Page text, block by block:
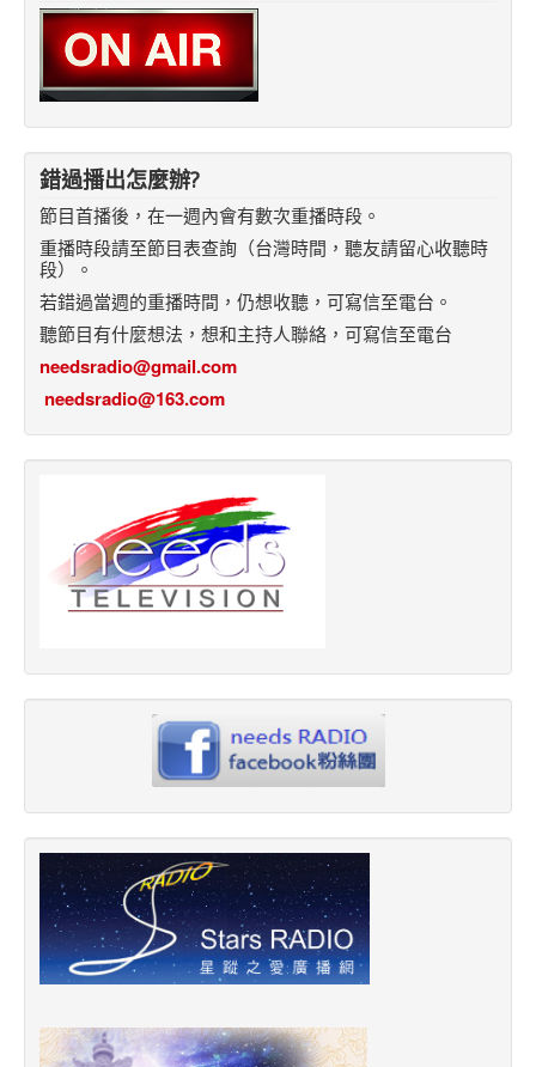
錯過播出怎麼辦?
節目首播後，在一週內會有數次重播時段。
重播時段請至節目表查詢（台灣時間，聽友請留心收聽時
段）。
若錯過當週的重播時間，仍想收聽，可寫信至電台。
聽節目有什麼想法，想和主持人聯絡，可寫信至電台
needsradio@gmail.com
needsradio@163.com